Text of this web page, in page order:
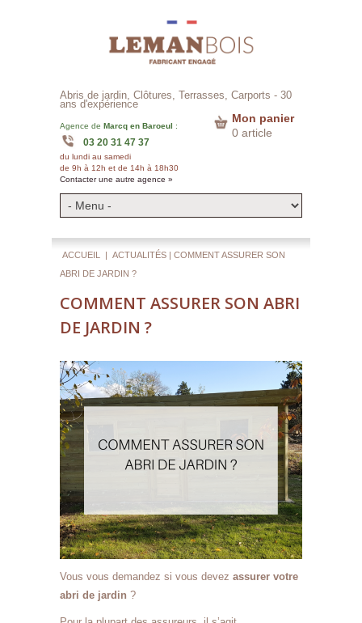
Abris de jardin, Clôtures, Terrasses, Carports - 30
ans d'expérience
Agence de Marcq en Baroeul :
03 20 31 47 37
Contacter une autre agence »
du lundi au samedi
de 9h à 12h et de 14h à 18h30
Mon panier
0 article
ACCUEIL | ACTUALITÉS | COMMENT ASSURER SON
ABRI DE JARDIN ?
COMMENT ASSURER SON ABRI
DE JARDIN ?
Vous vous demandez si vous devez assurer votre
abri de jardin ?